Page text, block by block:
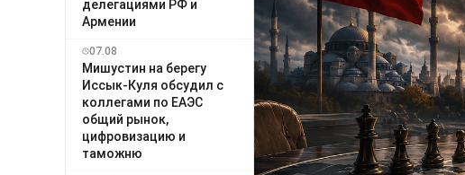
делегациями РФ и
Армении
07.08
Мишустин на берегу
Иссык-Куля обсудил с
коллегами по ЕАЭС
общий рынок,
цифровизацию и
таможню